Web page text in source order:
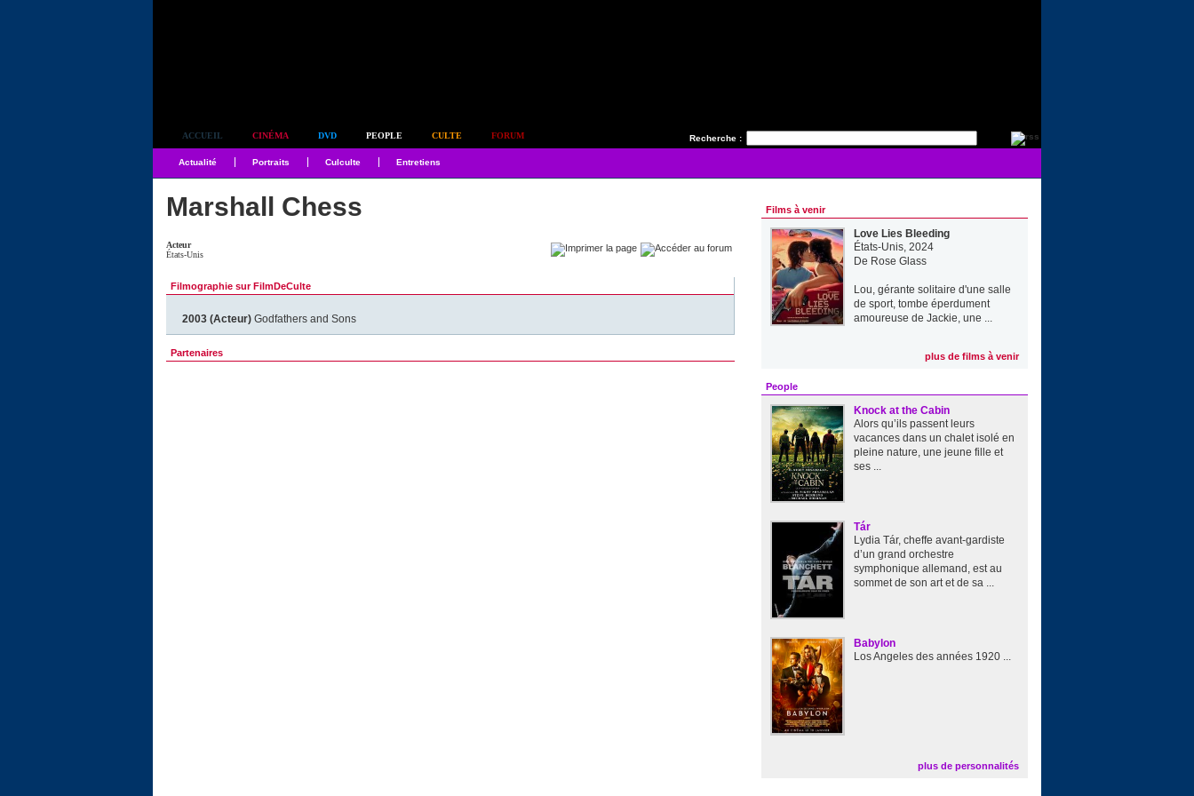
Recherche :
ACCUEIL CINÉMA DVD PEOPLE CULTE FORUM
Actualité Portraits Culculte Entretiens
Marshall Chess
Acteur
États-Unis
Filmographie sur FilmDeCulte
2003 (Acteur) Godfathers and Sons
Partenaires
Films à venir
Love Lies Bleeding
États-Unis, 2024
De Rose Glass
Lou, gérante solitaire d'une salle
de sport, tombe éperdument
amoureuse de Jackie, une ...
plus de films à venir
People
Knock at the Cabin
Alors qu’ils passent leurs
vacances dans un chalet isolé en
pleine nature, une jeune fille et
ses ...
Tár
Lydia Tár, cheffe avant-gardiste
d’un grand orchestre
symphonique allemand, est au
sommet de son art et de sa ...
Babylon
Los Angeles des années 1920 ...
plus de personnalités